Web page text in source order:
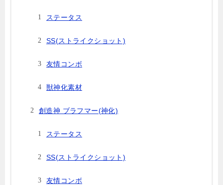
ステータス
SS(ストライクショット)
友情コンボ
獣神化素材
創造神 ブラフマー(神化)
ステータス
SS(ストライクショット)
友情コンボ